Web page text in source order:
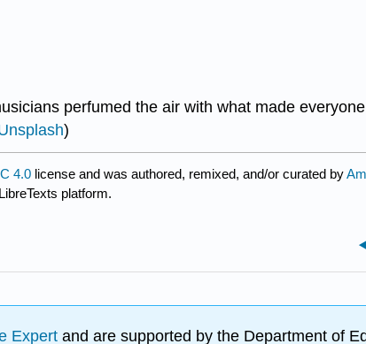
perfumed the air with what made
)
4.0 license and was authored, remixed, and/or curated by
platform.
Expert and are supported by the Department of